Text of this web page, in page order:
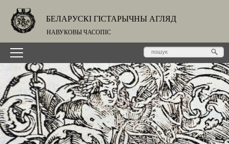
БЕЛАРУСКІ ГІСТАРЫЧНЫ АГЛЯД
НАВУКОВЫ ЧАСОПІС